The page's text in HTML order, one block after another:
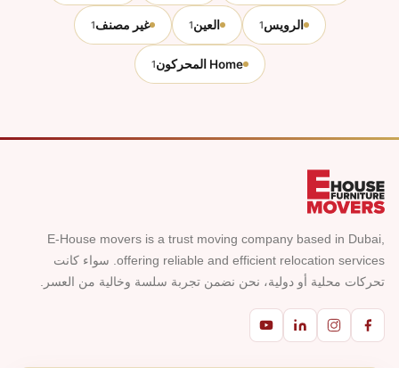
الرويس1 العين1 غير مصنف1
Home المحركون 1
E-House movers is a trust moving company based in Dubai,
offering reliable and efficient relocation services. سواء كانت
تحركات محلية أو دولية، نحن نضمن تجربة سلسة وخالية من العسر.